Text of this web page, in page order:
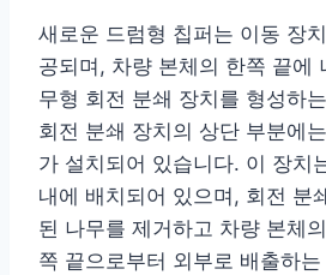
새로운 드럼형 칩퍼는 이동 장
공되며, 차량 본체의 한쪽 끝에
무형 회전 분쇄 장치를 형성하
회전 분쇄 장치의 상단 부분에
가 설치되어 있습니다. 이 장치
내에 배치되어 있으며, 회전 분
된 나무를 제거하고 차량 본체
쪽 끝으로부터 외부로 배출하